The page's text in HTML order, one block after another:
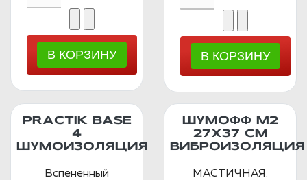
PRACTIK BASE
4
ШУМОИЗОЛЯЦИЯ
Вспененный
ШУМОФФ М2
27X37 СМ
ВИБРОИЗОЛЯЦИЯ
МАСТИЧНАЯ.